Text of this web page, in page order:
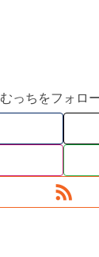
むっちをフォロ